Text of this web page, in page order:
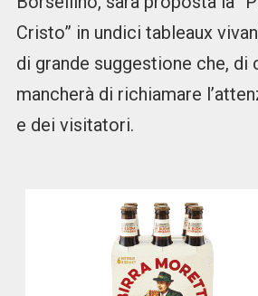
Cristo” in undici tableaux
di grande suggestione che, di
mancherà di richiamare
e dei visitatori.